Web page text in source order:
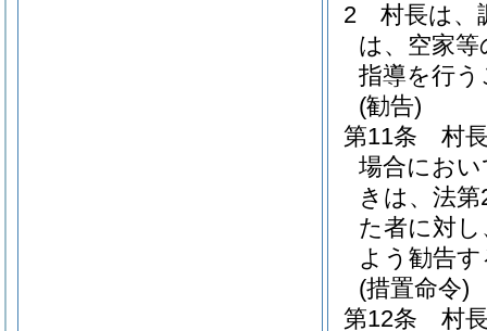
2
村長は、
は、空家
指導を行
(勧告)
第11条
村
場合にお
きは、法
た者に対
よう勧告
(措置命令)
第12条
村